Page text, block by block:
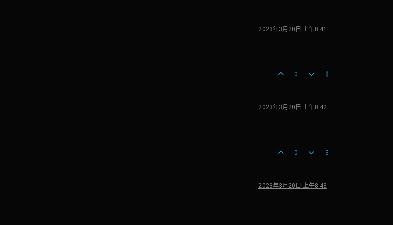
2023年3月20日 上午8:41
0
2023年3月20日 上午8:42
0
2023年3月20日 上午8:43